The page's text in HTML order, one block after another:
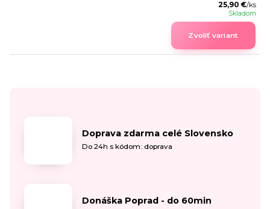
25,90 €/ks
Skladom
Zvoliť variant
Doprava zdarma celé Slovensko
Do 24h s kódom: doprava
Donáška Poprad - do 60min